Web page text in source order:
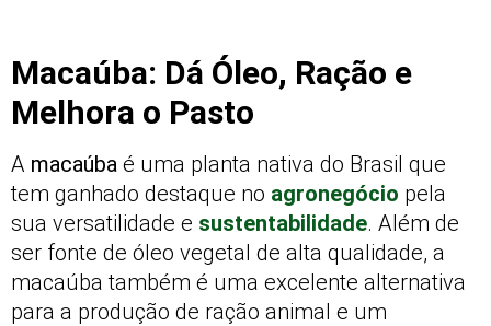
Macaúba: Dá Óleo, Ração e
Melhora o Pasto
A macaúba é uma planta nativa do Brasil que
tem ganhado destaque no agronegócio pela
sua versatilidade e sustentabilidade. Além de
ser fonte de óleo vegetal de alta qualidade, a
macaúba também é uma excelente alternativa
para a produção de ração animal e um